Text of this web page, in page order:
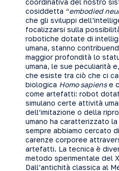
coordinativa del nostro
cosiddetta “embodied
che gli sviluppi
focalizzarsi sulla
robotiche dotate di
umana, stanno
maggior profondità lo
umana, le sue peculiarità
che esiste tra ciò che ci
biologica Homo sapiense
come artefatti: robot
simulano certe attività
dell’imitazione o della
umano ha caratterizzato
sempre abbiamo cercato
carenze corporee
artefatti. La tecnica è
metodo sperimentale del
Dall’antichità classica al